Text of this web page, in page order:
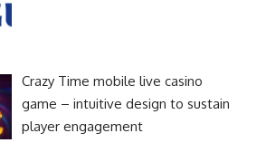
Crazy Time mobile live casino
game – intuitive design to sustain
player engagement